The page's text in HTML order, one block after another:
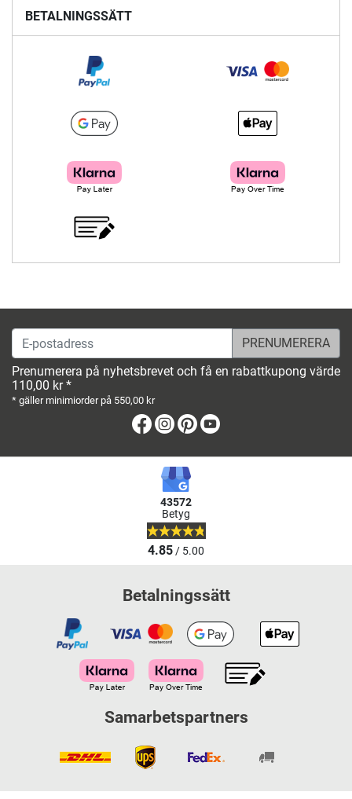
BETALNINGSSÄTT
E-postadress
Prenumerera på nyhetsbrevet och få en rabattkupong värde
110,00 kr *
* gäller minimiorder på 550,00 kr
Facebook
Instagram
Pinterest
43572
Betyg
4.85/ 5.00
Betalningssätt
Samarbetspartners